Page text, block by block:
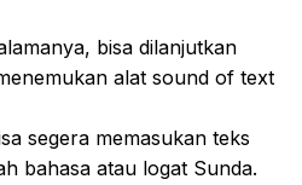
bisa dilanjutkan
alat sound of text
segera memasukan teks
bahasa atau logat Sunda.